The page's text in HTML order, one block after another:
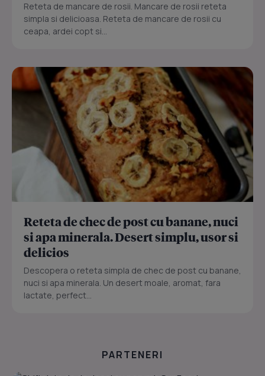
Reteta de mancare de rosii. Mancare de rosii reteta
simpla si delicioasa. Reteta de mancare de rosii cu
ceapa, ardei copt si...
Reteta de chec de post cu banane, nuci
si apa minerala. Desert simplu, usor si
delicios
Descopera o reteta simpla de chec de post cu banane,
nuci si apa minerala. Un desert moale, aromat, fara
lactate, perfect...
PARTENERI